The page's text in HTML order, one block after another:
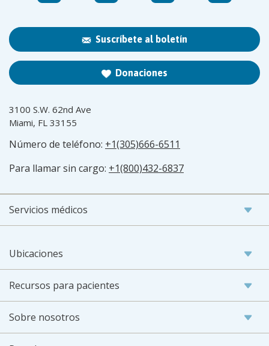
Suscríbete al boletín
Donaciones
3100 S.W. 62nd Ave
Miami, FL 33155
Número de teléfono: +1(305)666-6511
Para llamar sin cargo: +1(800)432-6837
Servicios médicos
Ubicaciones
Recursos para pacientes
Sobre nosotros